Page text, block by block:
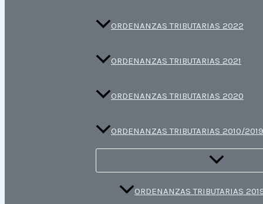
ORDENANZAS TRIBUTARIAS 2022
ORDENANZAS TRIBUTARIAS 2021
ORDENANZAS TRIBUTARIAS 2020
ORDENANZAS TRIBUTARIAS 2010/2019
ORDENANZAS TRIBUTARIAS